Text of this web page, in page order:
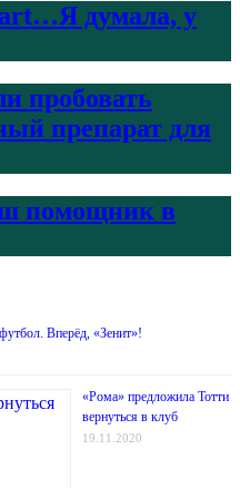
думала, у
пробовать
препарат для
помощник в
Вперёд, «Зенит»!
«Рома» предложила Тотти
вернуться в клуб
19.11.2020